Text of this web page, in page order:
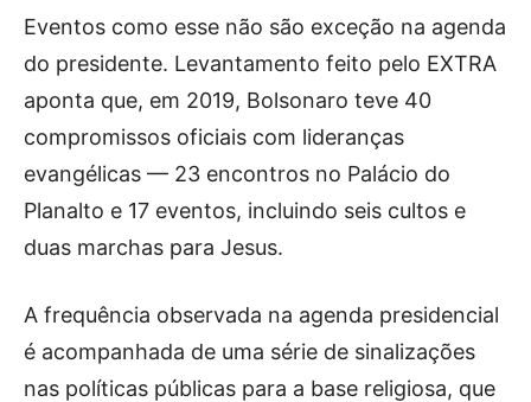
Eventos como esse não são exceção na agenda
do presidente. Levantamento feito pelo EXTRA
aponta que, em 2019, Bolsonaro teve 40
compromissos oficiais com lideranças
evangélicas — 23 encontros no Palácio do
Planalto e 17 eventos, incluindo seis cultos e
duas marchas para Jesus.
A frequência observada na agenda presidencial
é acompanhada de uma série de sinalizações
nas políticas públicas para a base religiosa, que